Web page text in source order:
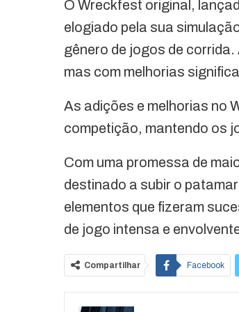
O Wreckfest original,
elogiado pela sua
gênero de jogos de
mas com melhorias
As adições e melhorias no
competição, mantendo os
Com uma promessa de
destinado a subir o
elementos que fizeram
de jogo intensa e
Compartilhar Facebook